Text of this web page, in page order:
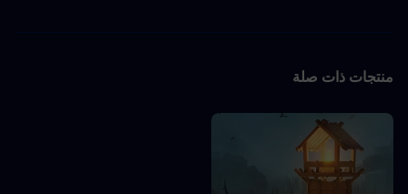
منتجات ذات صلة